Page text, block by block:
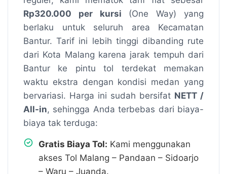
Rp320.000 per kursi (One Way) yang
berlaku untuk seluruh area Kecamatan
Bantur. Tarif ini lebih tinggi dibanding rute
dari Kota Malang karena jarak tempuh dari
Bantur ke pintu tol terdekat memakan
waktu ekstra dengan kondisi medan yang
bervariasi. Harga ini sudah bersifat NETT /
All-in, sehingga Anda terbebas dari biaya-
biaya tak terduga:
Gratis Biaya Tol: Kami menggunakan
akses Tol Malang – Pandaan – Sidoarjo
– Waru – Juanda.